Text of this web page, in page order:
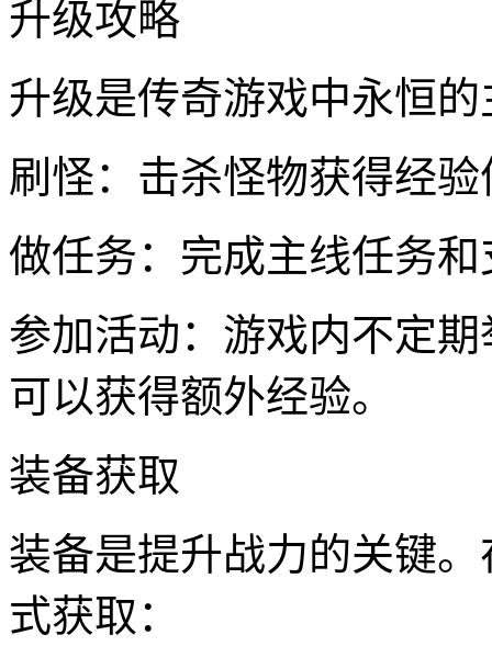
升级攻略
升级是传奇游戏中永恒
刷怪：击杀怪物获得经
做任务：完成主线任务
参加活动：游戏内不定
可以获得额外经验。
装备获取
装备是提升战力的关键
式获取：